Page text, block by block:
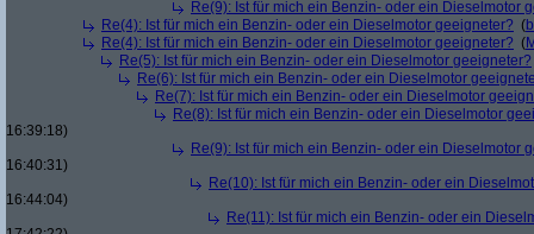
Re(9): Ist für mich ein Benzin- oder ein Dieselmotor
Re(4): Ist für mich ein Benzin- oder ein Dieselmotor geeigneter? (
Re(4): Ist für mich ein Benzin- oder ein Dieselmotor geeigneter? (
Re(5): Ist für mich ein Benzin- oder ein Dieselmotor geeigneter?
Re(6): Ist für mich ein Benzin- oder ein Dieselmotor
Re(7): Ist für mich ein Benzin- oder ein Dieselmotor
Re(8): Ist für mich ein Benzin- oder ein Dieselmotor
16:39:18)
Re(9): Ist für mich ein Benzin- oder ein Dieselmotor
16:40:31)
Re(10): Ist für mich ein Benzin- oder ein
16:44:04)
Re(11): Ist für mich ein Benzin- oder ein